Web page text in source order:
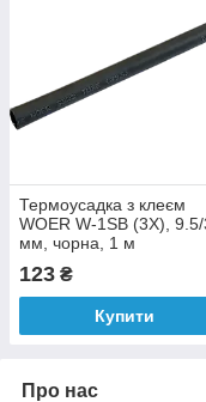
Термоусадка з клеєм
WOER W-1SB (3X),
мм, чорна, 1 м
123 ₴
Купити
Про нас